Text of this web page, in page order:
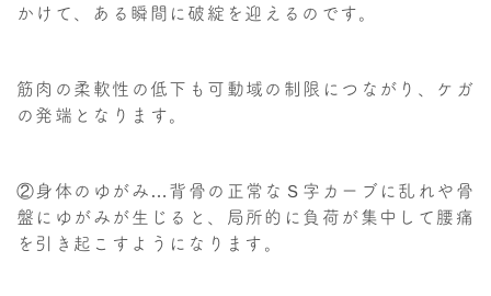
かけて、ある瞬間に破綻を迎えるのです。
筋肉の柔軟性の低下も可動域の制限につながり、ケガ
の発端となります。
②身体のゆがみ…背骨の正常なＳ字カーブに乱れや骨
盤にゆがみが生じると、局所的に負荷が集中して腰痛
を引き起こすようになります。